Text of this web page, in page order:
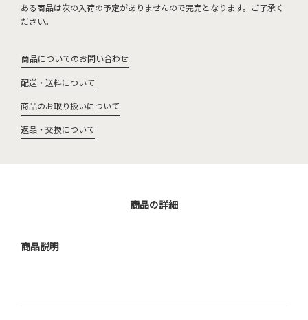
ある商品は次の入荷の予定がありませんので完売となります。ご了承く
ださい。
商品についてのお問い合わせ
配送・送料について
商品のお取り扱いについて
返品・交換について
商品の詳細
商品説明